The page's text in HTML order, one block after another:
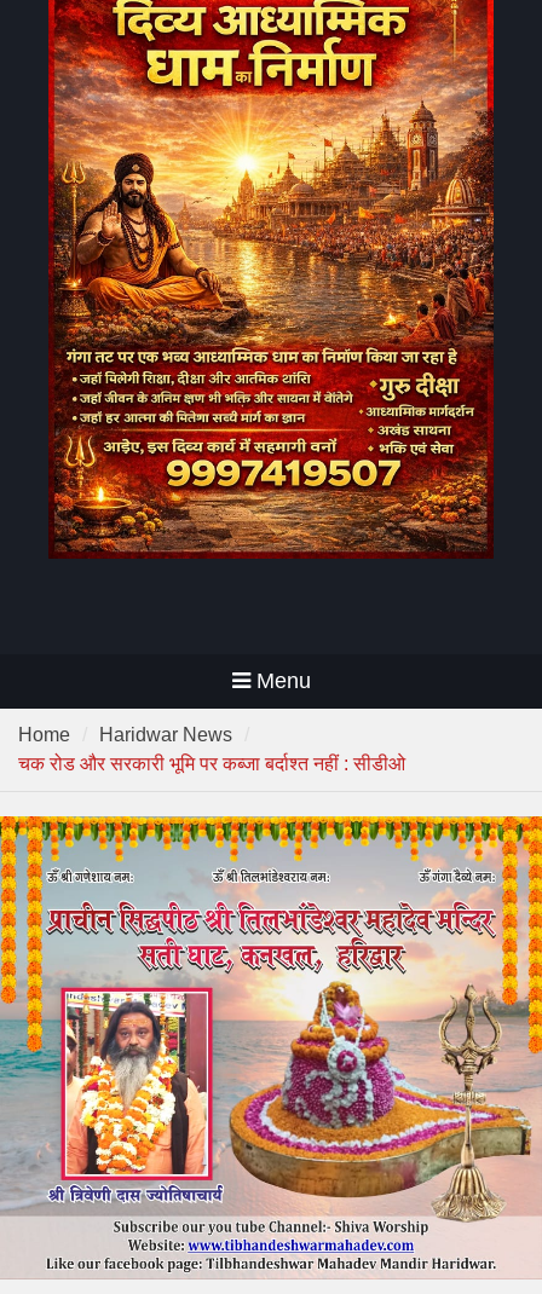
Menu
Home
Haridwar News
चक रोड और सरकारी भूमि पर कब्जा बर्दाश्त नहीं : सीडीओ